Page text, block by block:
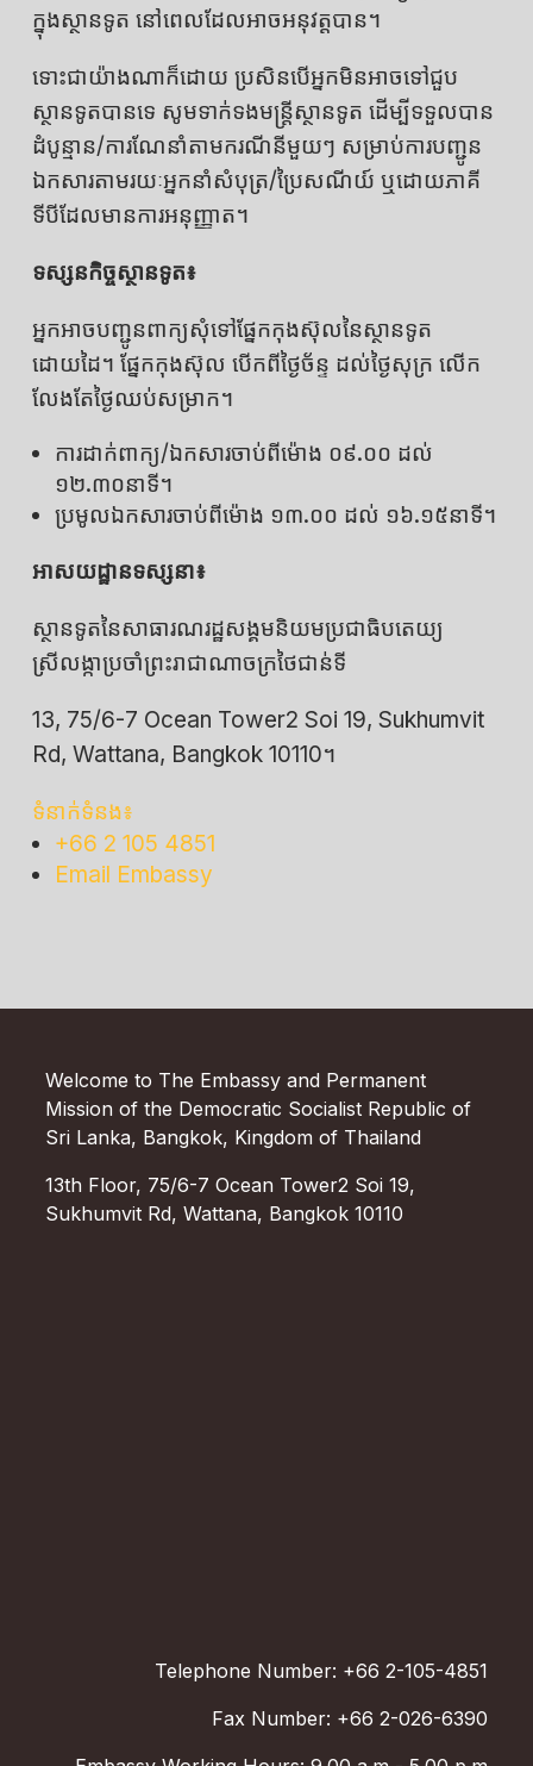
ក្នុងស្ថានទូត នៅពេលដែលអាចអនុវត្តបាន។
ទោះជាយ៉ាងណាក៏ដោយ ប្រសិនបើអ្នកមិនអាចទៅជួប
ស្ថានទូតបានទេ សូមទាក់ទងមន្ត្រីស្ថានទូត ដើម្បីទទួលបាន
ដំបូន្មាន/ការណែនាំតាមករណីនីមួយៗ សម្រាប់ការបញ្ជូន
ឯកសារតាមរយៈអ្នកនាំសំបុត្រ/ប្រៃសណីយ៍ ឬដោយភាគី
ទីបីដែលមានការអនុញ្ញាត។
ទស្សនកិច្ចស្ថានទូត៖
អ្នកអាចបញ្ជូនពាក្យសុំទៅផ្នែកកុងស៊ុលនៃស្ថានទូត
ដោយដៃ។ ផ្នែកកុងស៊ុល បើកពីថ្ងៃច័ន្ទ ដល់ថ្ងៃសុក្រ លើក
លែងតែថ្ងៃឈប់សម្រាក។
ការដាក់ពាក្យ/ឯកសារចាប់ពីម៉ោង ០៩.០០ ដល់
១២.៣០នាទី។
ប្រមូលឯកសារចាប់ពីម៉ោង ១៣.០០ ដល់ ១៦.១៥នាទី។
អាសយដ្ឋានទស្សនា៖
ស្ថានទូតនៃសាធារណរដ្ឋសង្គមនិយមប្រជាធិបតេយ្យ
ស្រីលង្កាប្រចាំព្រះរាជាណាចក្រថៃជាន់ទី
13, 75/6-7 Ocean Tower2 Soi 19, Sukhumvit
Rd, Wattana, Bangkok 10110។
ទំនាក់ទំនង៖
+66 2 105 4851
Email Embassy
Welcome to The Embassy and Permanent
Mission of the Democratic Socialist Republic of
Sri Lanka, Bangkok, Kingdom of Thailand
13th Floor, 75/6-7 Ocean Tower2 Soi 19,
Sukhumvit Rd, Wattana, Bangkok 10110
Telephone Number: +66 2-105-4851
Fax Number: +66 2-026-6390